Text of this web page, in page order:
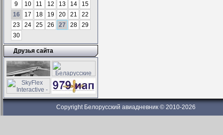
9
10 11 12 13 14
15
16
17 18 19 20 21
22
23
24 25 26 27 28
29
30
Друзья сайта
Copyright Белорусский авиадневник © 2010-2026